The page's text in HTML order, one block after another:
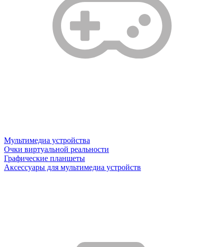
Мультимедиа устройства
Очки виртуальной реальности
Графические планшеты
Аксессуары для мультимедиа устройств